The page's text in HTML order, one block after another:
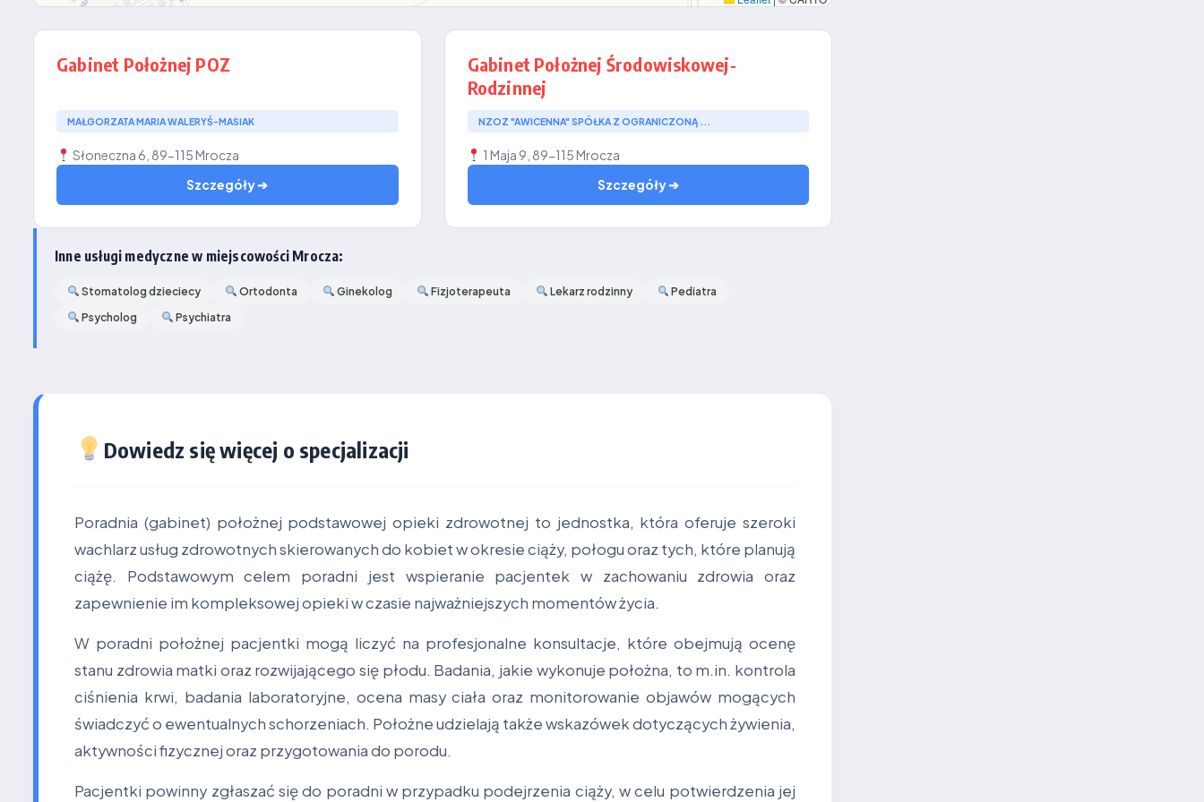
Gabinet Położnej POZ
MAŁGORZATA MARIA WALERYŚ-MASIAK
Słoneczna 6, 89-115 Mrocza
Szczegóły ➔
Gabinet Położnej Środowiskowej-
Rodzinnej
NZOZ "AWICENNA" SPÓŁKA Z OGRANICZONĄ ...
1 Maja 9, 89-115 Mrocza
Szczegóły ➔
Inne usługi medyczne w miejscowości Mrocza:
Stomatolog dzieciecy Ortodonta Ginekolog Fizjoterapeuta Lekarz rodzinny
Pediatra
Psycholog
Psychiatra
Dowiedz się więcej o specjalizacji
Poradnia (gabinet) położnej podstawowej opieki zdrowotnej to jednostka, która oferuje szeroki
wachlarz usług zdrowotnych skierowanych do kobiet w okresie ciąży, połogu oraz tych, które planują
ciążę. Podstawowym celem poradni jest wspieranie pacjentek w zachowaniu zdrowia oraz
zapewnienie im kompleksowej opieki w czasie najważniejszych momentów życia.
W poradni położnej pacjentki mogą liczyć na profesjonalne konsultacje, które obejmują ocenę
stanu zdrowia matki oraz rozwijającego się płodu. Badania, jakie wykonuje położna, to m.in. kontrola
ciśnienia krwi, badania laboratoryjne, ocena masy ciała oraz monitorowanie objawów mogących
świadczyć o ewentualnych schorzeniach. Położne udzielają także wskazówek dotyczących żywienia,
aktywności fizycznej oraz przygotowania do porodu.
Pacjentki powinny zgłaszać się do poradni w przypadku podejrzenia ciąży, w celu potwierdzenia jej